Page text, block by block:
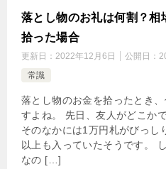
落とし物のお礼は何割？相
拾った場合
更新日： 2022年12月6日 公開日：
常識
落とし物のお金を拾ったとき
すよね。 先日、友人がどこか
そのなかには1万円札がびっし
以上も入っていたそうです。
なの […]